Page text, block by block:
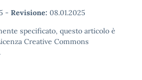
- Revisione: 08.01.2025
specificato, questo articolo è
Creative Commons